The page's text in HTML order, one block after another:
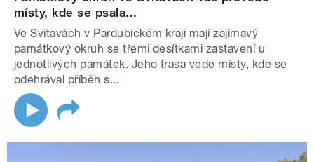
místy, kde se psala...
Ve Svitavách v Pardubickém kraji mají zajímavý
památkový okruh se třemi desítkami zastavení u
jednotlivých památek. Jeho trasa vede místy, kde se
odehrával příběh s...